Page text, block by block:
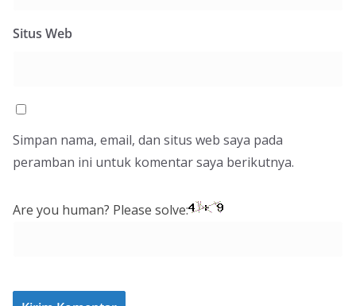
Situs Web
Simpan nama, email, dan situs web saya pada
peramban ini untuk komentar saya berikutnya.
Are you human? Please solve: